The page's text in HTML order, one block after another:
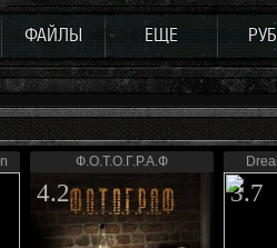
ФАЙЛЫ ЕЩЕ
Ф.О.Т.О.Г.Р.А.Ф
4.2 3.7